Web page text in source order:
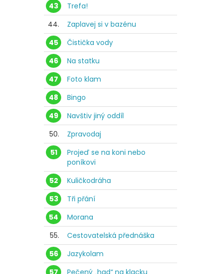
43
Trefa!
44.
Zaplavej si v bazénu
45
Čistička vody
46
Na statku
47
Foto klam
48
Bingo
49
Navštiv jiný oddíl
50.
Zpravodaj
51
Projeď se na koni nebo
poníkovi
52
Kuličkodráha
53
Tři přání
54
Morana
55.
Cestovatelská přednáška
56
Jazykolam
57
Pečený „had“ na klacku